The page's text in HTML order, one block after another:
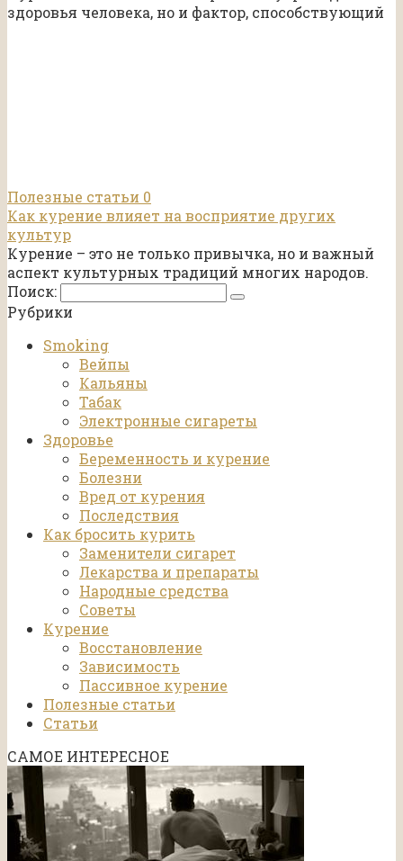
здоровья человека, но и фактор, способствующий
Полезные статьи 0
Как курение влияет на восприятие других
культур
Курение – это не только привычка, но и важный
аспект культурных традиций многих народов.
Поиск:
Рубрики
Smoking
Вейпы
Кальяны
Табак
Электронные сигареты
Здоровье
Беременность и курение
Болезни
Вред от курения
Последствия
Как бросить курить
Заменители сигарет
Лекарства и препараты
Народные средства
Советы
Курение
Восстановление
Зависимость
Пассивное курение
Полезные статьи
Статьи
САМОЕ ИНТЕРЕСНОЕ